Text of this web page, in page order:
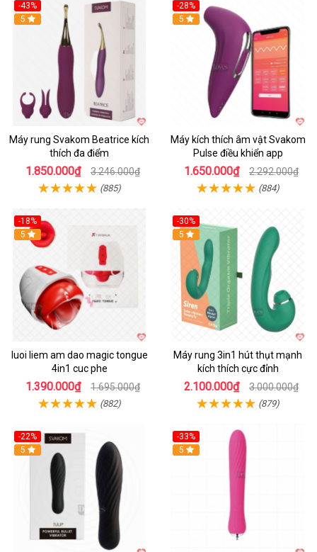
-43%
Hot
5
Máy rung Svakom Beatrice kích
thích đa điểm
1.850.000₫ 3.246.000₫
(885)
-28%
Hot
5
Máy kích thích âm vật Svakom
Pulse điều khiển app
1.650.000₫ 2.292.000₫
(884)
-18%
Hot
5
luoi liem am dao magic tongue
4in1 cuc phe
1.390.000₫ 1.695.000₫
(882)
-30%
Hot
5
Máy rung 3in1 hút thụt mạnh
kích thích cực đỉnh
2.100.000₫ 3.000.000₫
(879)
-22%
Hot
5
-33%
Hot
5